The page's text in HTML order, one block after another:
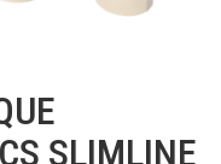
SLIMLINE